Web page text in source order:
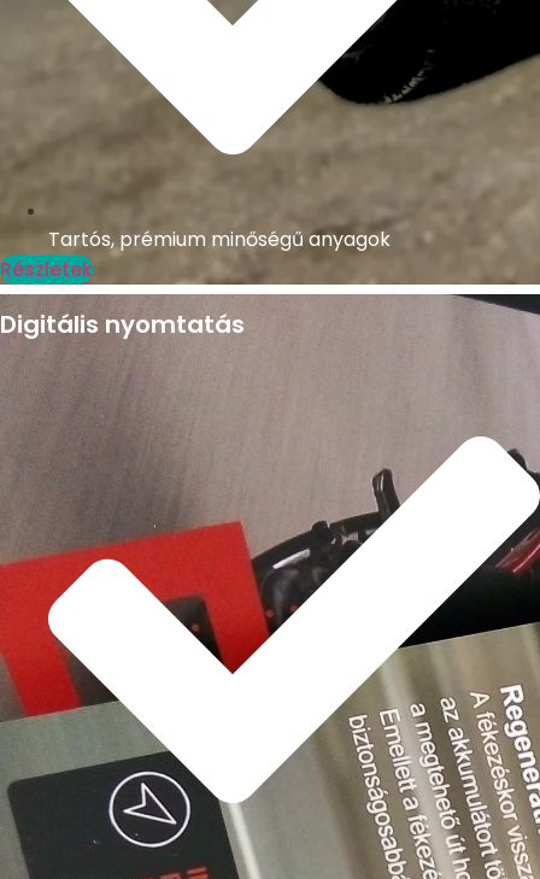
Tartós, prémium minőségű anyagok
Részletek
Digitális nyomtatás